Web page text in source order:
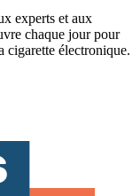
experts et aux
chaque jour pour
cigarette électronique.